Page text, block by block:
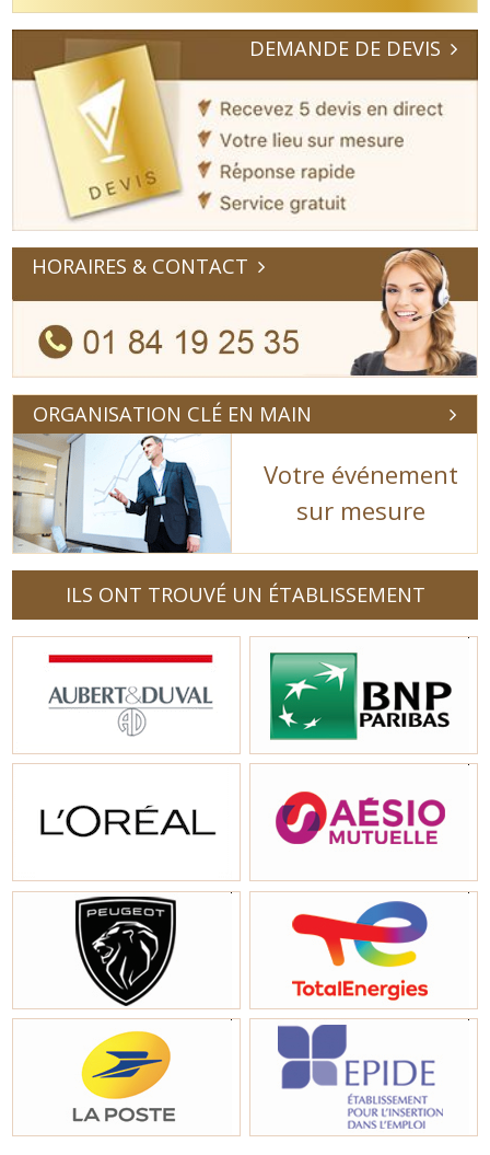
DEMANDE DE DEVIS
HORAIRES & CONTACT
ORGANISATION CLÉ EN MAIN
Votre événement
sur mesure
ILS ONT TROUVÉ UN ÉTABLISSEMENT